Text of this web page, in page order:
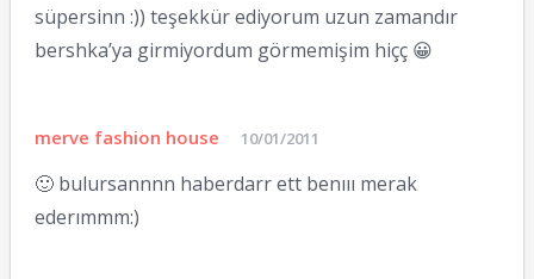
süpersinn :)) teşekkür ediyorum uzun zamandır
bershka’ya girmiyordum görmemişim hiçç 😀
merve fashion house 10/01/2011
🙂 bulursannnn haberdarr ett benııı merak
ederımmm:)